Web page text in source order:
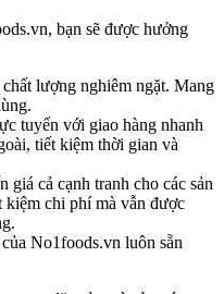
bạn sẽ được hưởng
lượng nghiêm ngặt. Mang
tuyến với giao hàng nhanh
tiết kiệm thời gian và
giá cả cạnh tranh cho các sản
kiệm chi phí mà vẫn được
No1foods.vn luôn sẵn